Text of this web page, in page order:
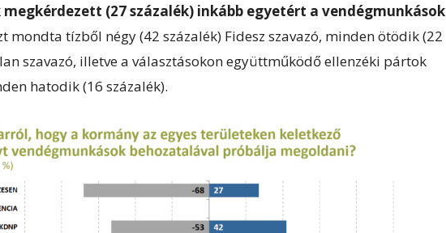
(27 százalék) inkább egyetért a vendégmunkások
mondta tízből négy (42 százalék) Fidesz szavazó, minden ötödik (22
szavazó, illetve a választásokon együttműködő ellenzéki pártok
hatodik (16 százalék).